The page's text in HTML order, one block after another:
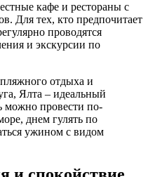
кафе и рестораны с
Для тех, кто предпочитает
проводятся
и экскурсии по
отдыха и
Ялта – идеальный
можно провести по-
днем гулять по
ужином с видом